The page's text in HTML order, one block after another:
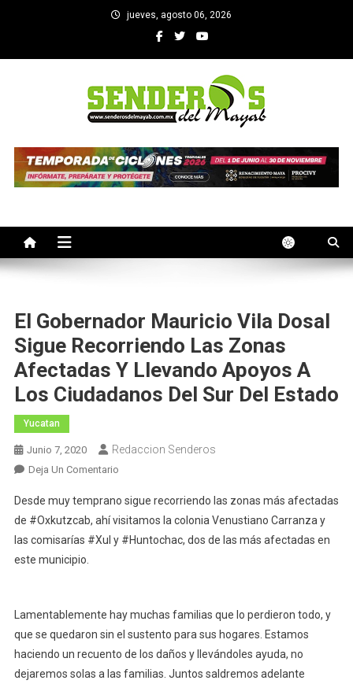
jueves, agosto 06, 2026
SENDEROS DEL MAYAB
El Gobernador Mauricio Vila Dosal
Sigue Recorriendo Las Zonas
Afectadas Y Llevando Apoyos A
Los Ciudadanos Del Sur Del Estado
Yucatan
Junio 7, 2020 Redaccion Senderos
Deja Un ComentarioEn
Gobernador
Mauricio
Vila
Las
Zonas
Afectadas
Desde muy temprano sigue recorriendo las zonas más afectadas
de #Oxkutzcab, ahí visitamos la colonia Venustiano Carranza y
las comisarías #Xul y #Huntochac, dos de las más afectadas en
este municipio.
Lamentablemente hay muchas familias que lo perdieron todo, y
que se quedaron sin el sustento para sus hogares. Estamos
haciendo un recuento de los daños y llevándoles ayuda, no
dejaremos solas a las familias. Juntos saldremos adelante